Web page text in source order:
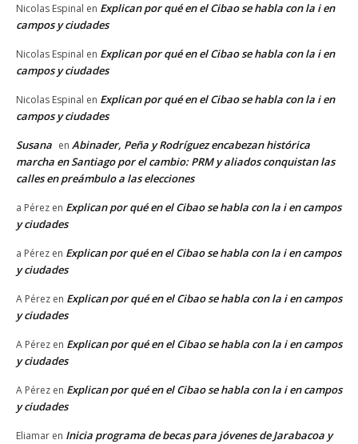
Nicolas Espinal en Explican por qué en el Cibao se habla con la i en
campos y ciudades
Nicolas Espinal en Explican por qué en el Cibao se habla con la i en
campos y ciudades
Nicolas Espinal en Explican por qué en el Cibao se habla con la i en
campos y ciudades
Susana en Abinader, Peña y Rodríguez encabezan histórica
marcha en Santiago por el cambio: PRM y aliados conquistan las
calles en preámbulo a las elecciones
a Pérez en Explican por qué en el Cibao se habla con la i en campos
y ciudades
a Pérez en Explican por qué en el Cibao se habla con la i en campos
y ciudades
A Pérez en Explican por qué en el Cibao se habla con la i en campos
y ciudades
A Pérez en Explican por qué en el Cibao se habla con la i en campos
y ciudades
A Pérez en Explican por qué en el Cibao se habla con la i en campos
y ciudades
Eliamar en Inicia programa de becas para jóvenes de Jarabacoa y